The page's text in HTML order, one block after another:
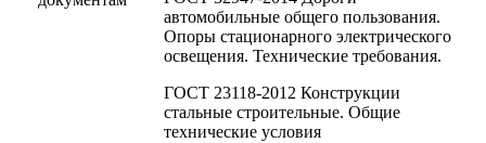
автомобильные общего пользования.
Опоры стационарного электрического
освещения. Технические требования.
ГОСТ 23118-2012 Конструкции
стальные строительные. Общие
технические условия